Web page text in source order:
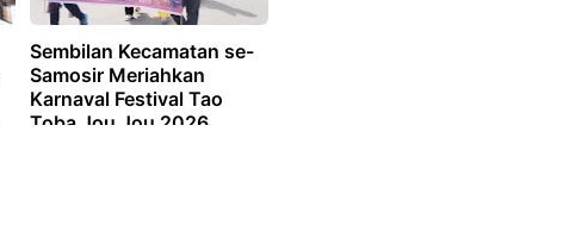
Sembilan Kecamatan se-
Samosir Meriahkan
Karnaval Festival Tao
Toba Jou Jou 2026